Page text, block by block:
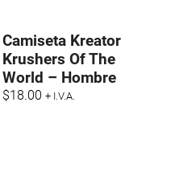
Camiseta Kreator
Krushers Of The
World – Hombre
$18.00 + I.V.A.